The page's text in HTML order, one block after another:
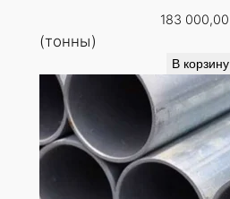
183 000,00
(тонны)
В корзину